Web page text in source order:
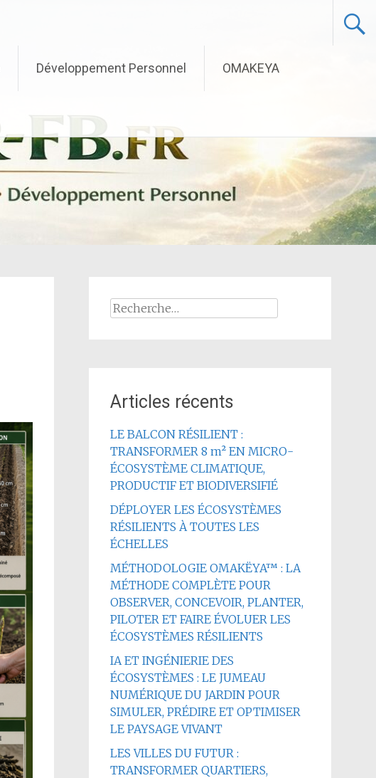
Développement Personnel OMAKEYA
Rechercher :
Articles récents
LE BALCON RÉSILIENT :
TRANSFORMER 8 m² EN MICRO-
ÉCOSYSTÈME CLIMATIQUE,
PRODUCTIF ET BIODIVERSIFIÉ
DÉPLOYER LES ÉCOSYSTÈMES
RÉSILIENTS À TOUTES LES
ÉCHELLES
MÉTHODOLOGIE OMAKËYA™ : LA
MÉTHODE COMPLÈTE POUR
OBSERVER, CONCEVOIR, PLANTER,
PILOTER ET FAIRE ÉVOLUER LES
ÉCOSYSTÈMES RÉSILIENTS
IA ET INGÉNIERIE DES
ÉCOSYSTÈMES : LE JUMEAU
NUMÉRIQUE DU JARDIN POUR
SIMULER, PRÉDIRE ET OPTIMISER
LE PAYSAGE VIVANT
LES VILLES DU FUTUR :
TRANSFORMER QUARTIERS,